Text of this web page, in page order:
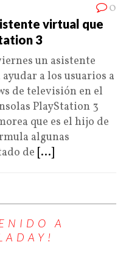
0
virtual que
3
un asistente
a los usuarios a
de televisión en el
PlayStation 3
que es el hijo de
algunas
de [...]
A